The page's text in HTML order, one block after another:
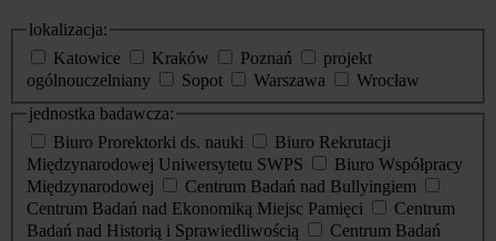
lokalizacja:
Katowice
Kraków Poznań
projekt
ogólnouczelniany
Sopot Warszawa
Wrocław
jednostka badawcza:
Biuro Prorektorki ds. nauki
Biuro Rekrutacji
Międzynarodowej Uniwersytetu SWPS
Biuro Współpracy
Międzynarodowej
Centrum Badań nad Bullyingiem
Centrum Badań nad Ekonomiką Miejsc Pamięci
Centrum
Badań nad Historią i Sprawiedliwością
Centrum Badań